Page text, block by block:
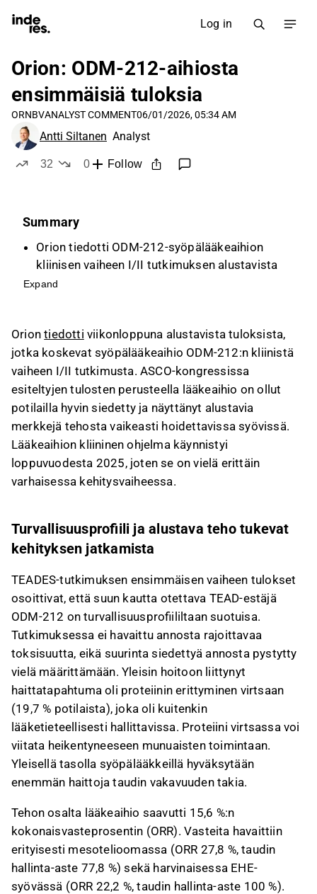
Log in
Orion: ODM-212-aihiosta
ensimmäisiä tuloksia
ORNBVANALYST COMMENT06/01/2026, 05:34 AM
Antti Siltanen Analyst
32
0
Follow
Summary
Orion tiedotti ODM-212-syöpälääkeaihion
kliinisen vaiheen I/II tutkimuksen alustavista
tuloksista, jotka osoittavat lääkkeen olevan
TEADES-tutkimuksen tulokset osoittivat, että
ODM-212:lla on suotuisa turvallisuusprofiili
ilman annosta rajoittavaa toksisuutta, ja lääke
saavutti 15,6 %:n kokonaisvasteprosentin
erityisesti mesotelioomassa ja EHE-syövässä.
ODM-212 on saanut Yhdysvaltain FDA:lta
harvinaislääkestatuksen mesoteliooman
hoidossa, mikä tarjoaa taloudellisia
kannustimia ja markkinasuojaa
Vaikka vaiheen I tulokset tukevat tutkimusten
jatkamista, kaupallistaminen on vielä vuosien
päässä, ja Orionin lähivuosien arvonluonti
perustuu nykyisiin markkinoilla oleviin
tuotteisiin.
Tämä sisältö on tekoälyn tuottamaa. Anna siihen
liittyvää palautetta Inderesinfoorumilla.
Expand
Oriontiedotti viikonloppuna alustavista tuloksista,
jotka koskevat syöpälääkeaihio ODM-212:n kliinistä
vaiheen I/II tutkimusta. ASCO-kongressissa
esiteltyjen tulosten perusteella lääkeaihio on ollut
potilailla hyvin siedetty ja näyttänyt alustavia
merkkejä tehosta vaikeasti hoidettavissa syövissä.
Lääkeaihion kliininen ohjelma käynnistyi
loppuvuodesta 2025, joten se on vielä erittäin
varhaisessa kehitysvaiheessa.
Turvallisuusprofiili ja alustava teho tukevat
kehityksen jatkamista
TEADES-tutkimuksen ensimmäisen vaiheen tulokset
osoittivat, että suun kautta otettava TEAD-estäjä
ODM-212 on turvallisuusprofiililtaan suotuisa.
Tutkimuksessa ei havaittu annosta rajoittavaa
toksisuutta, eikä suurinta siedettyä annosta pystytty
vielä määrittämään. Yleisin hoitoon liittynyt
haittatapahtuma oli proteiinin erittyminen virtsaan
(19,7 % potilaista), joka oli kuitenkin
lääketieteellisesti hallittavissa. Proteiini virtsassa voi
viitata heikentyneeseen munuaisten toimintaan.
Yleisellä tasolla syöpälääkkeillä hyväksytään
enemmän haittoja taudin vakavuuden takia.
Tehon osalta lääkeaihio saavutti 15,6 %:n
kokonaisvasteprosentin (ORR). Vasteita havaittiin
erityisesti mesotelioomassa (ORR 27,8 %, taudin
hallinta-aste 77,8 %) sekä harvinaisessa EHE-
syövässä (ORR 22,2 %, taudin hallinta-aste 100 %).